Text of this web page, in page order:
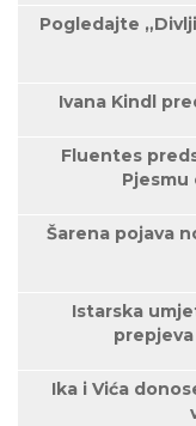
Pogledajte
Ivana Kindl
Fluentes
Pjesmu
Šarena pojava
Istarska
Ika i Vića